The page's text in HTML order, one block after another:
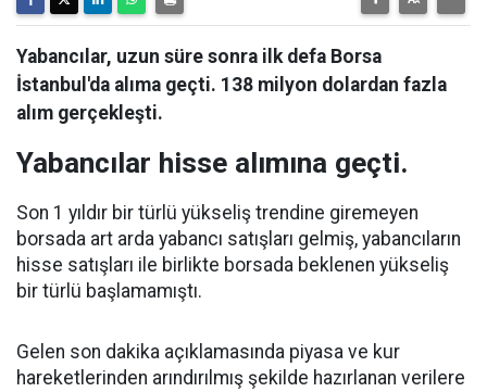
Yabancılar, uzun süre sonra ilk defa Borsa
İstanbul'da alıma geçti. 138 milyon dolardan fazla
alım gerçekleşti.
Yabancılar hisse alımına geçti.
Son 1 yıldır bir türlü yükseliş trendine giremeyen
borsada art arda yabancı satışları gelmiş, yabancıların
hisse satışları ile birlikte borsada beklenen yükseliş
bir türlü başlamamıştı.
Gelen son dakika açıklamasında piyasa ve kur
hareketlerinden arındırılmış şekilde hazırlanan verilere